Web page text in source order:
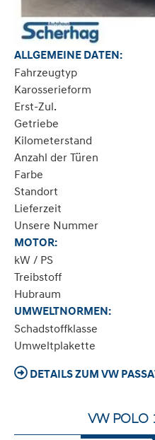
ALLGEMEINE DATEN:
Fahrzeugtyp
Karosserieform
Erst-Zul.
Getriebe
Kilometerstand
Anzahl der Türen
Farbe
Standort
Lieferzeit
Unsere Nummer
MOTOR:
kW / PS
Treibstoff
Hubraum
UMWELTNORMEN:
Schadstoffklasse
Umweltplakette
DETAILS ZUM VW
VW POLO